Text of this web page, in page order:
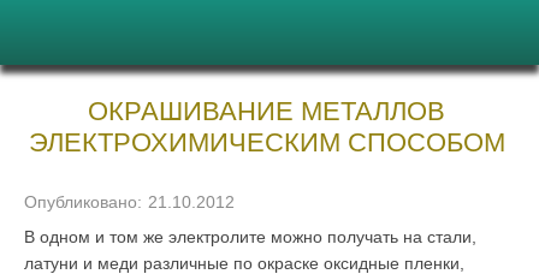
ОКРАШИВАНИЕ МЕТАЛЛОВ
ЭЛЕКТРОХИМИЧЕСКИМ СПОСОБОМ
Опубликовано: 21.10.2012
В одном и том же электролите можно получать на стали,
латуни и меди различ­ные по окраске оксидные пленки,